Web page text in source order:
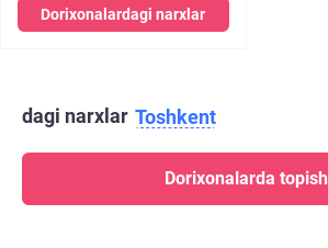
Dorixonalardagi narxlar
dagi narxlar Toshkent
Dorixonalarda topish